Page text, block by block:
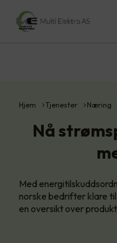
Hjem Tjenester Næring
Nå
Med
norske bedrifter klare
en oversikt over